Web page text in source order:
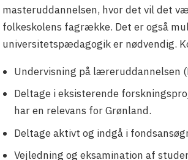
masteruddannelsen, hvor det vil det
folkeskolens fagrække. Det er også
universitetspædagogik er nødvendig.
Undervisning på læreruddannelsen
Deltage i eksisterende
har en relevans for Grønland.
Deltage aktivt og indgå i
Vejledning og eksamination af